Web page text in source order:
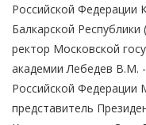
Российской Федерации
Балкарской
ректор Московской
академии Лебедев В.М.
Российской
представитель